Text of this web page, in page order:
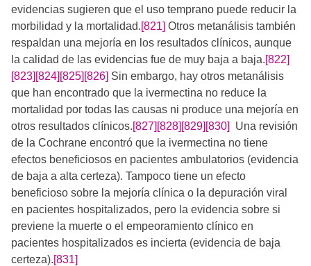
evidencias sugieren que el uso temprano puede reducir la
morbilidad y la mortalidad.[821] Otros metanálisis también
respaldan una mejoría en los resultados clínicos, aunque
la calidad de las evidencias fue de muy baja a baja.[822]
[823] [824] [825] [826] Sin embargo, hay otros metanálisis
que han encontrado que la ivermectina no reduce la
mortalidad por todas las causas ni produce una mejoría en
otros resultados clínicos.​[827] [828] [829] [830]
​​​​ ​ Una revisión
de la Cochrane encontró que la ivermectina no tiene
efectos beneficiosos en pacientes ambulatorios (evidencia
de baja a alta certeza). Tampoco tiene un efecto
beneficioso sobre la mejoría clínica o la depuración viral
en pacientes hospitalizados, pero la evidencia sobre si
previene la muerte o el empeoramiento clínico en
pacientes hospitalizados es incierta (evidencia de baja
certeza).[831]